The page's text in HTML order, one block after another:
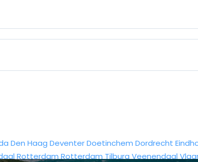
Den Haag DeventerDoetinchem Dordrecht
Rotterdam Rotterdam Tilburg Veenendaal